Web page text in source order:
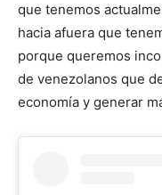
que tenemos
hacia afuera que
porque queremos
de venezolanos que
economía y generar